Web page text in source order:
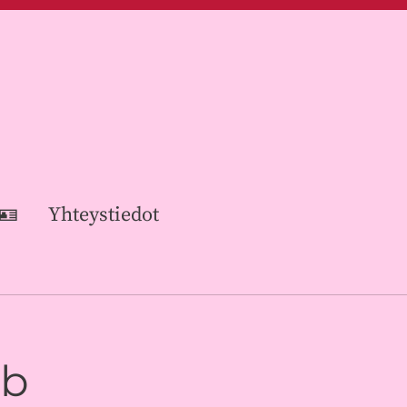
Yhteystiedot